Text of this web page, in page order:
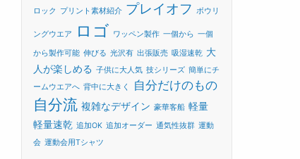
ロック プリント素材紹介 プレイオフ ボウリ
ングウエア ロゴ ワッペン製作 一個から 一個
から製作可能 伸びる 光沢有 出張販売 吸湿速乾 大
人が楽しめる 子供に大人気 技シリーズ 簡単にチ
ームウエアへ 背中に大きく 自分だけのもの
自分流 複雑なデザイン 豪華客船 軽量
軽量速乾 追加OK 追加オーダー 通気性抜群 運動
会 運動会用Tシャツ